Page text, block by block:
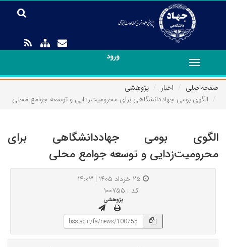
ورود
Toggle
navigation
صفحه‌اصلی
اخبار
پژوهشی
الگوی بومی جهاددانشگاهی برای محرومیت‌زدایی و توسعه جوامع محلی
الگوی بومی جهاددانشگاهی برای
محرومیت‌زدایی و توسعه جوامع محلی
کد : ۱۰۰۷۵۵
پژوهشی